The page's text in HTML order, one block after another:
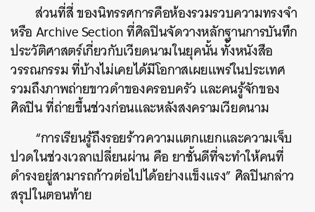
ส่วนที่สี่ ของนิทรรศการคือห้องรวมรวบความทรงจำ
หรือ Archive Section ที่ศิลปินจัดวางหลักฐานการบันทึก
ประวัติศาสตร์เกี่ยวกับเวียดนามในยุคนั้น ทั้งหนังสือ
วรรณกรรม ที่บ้างไม่เคยได้มีโอกาสเผยแพร่ในประเทศ
รวมถึงภาพถ่ายขาวดำของครอบครัว และคนรู้จักของ
ศิลปิน ที่ถ่ายขึ้นช่วงก่อนและหลังสงครามเวียดนาม
“การเรียนรู้ถึงรอยร้าวความแตกแยกและความเจ็บ
ปวดในช่วงเวลาเปลี่ยนผ่าน คือ ยาชั้นดีที่จะทำให้คนที่
ดำรงอยู่สามารถก้าวต่อไปได้อย่างแข็งแรง” ศิลปินกล่าว
สรุปในตอนท้าย